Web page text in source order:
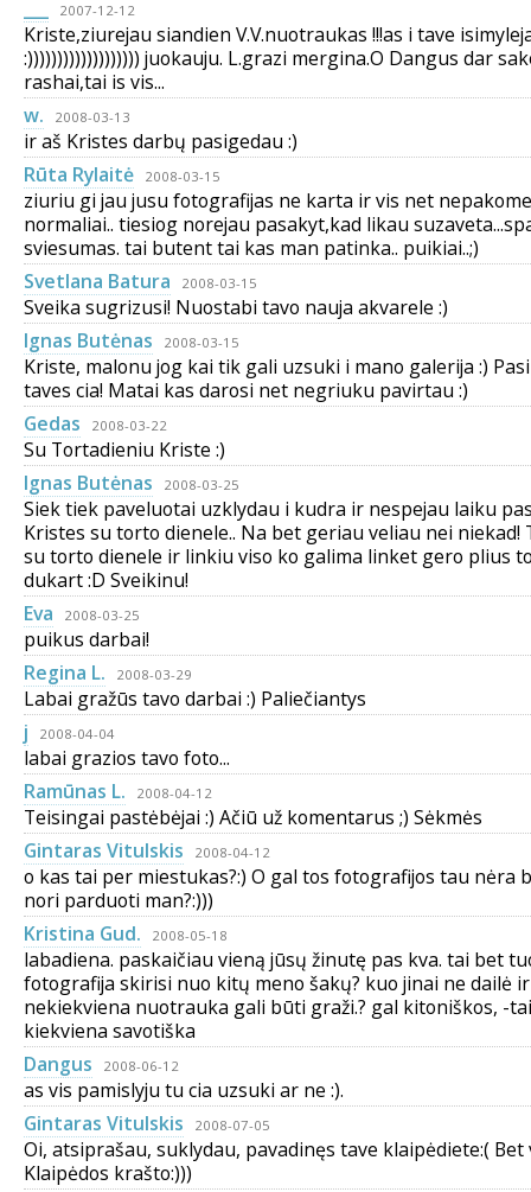
2007-12-12
Kriste,ziurejau siandien V.V.nuotraukas !!!as i tave
:))))))))))))))))))) juokauju. L.grazi mergina.O Dangus dar
rashai,tai is vis...
w.
2008-03-13
ir aš Kristes darbų pasigedau :)
Rūta Rylaitė
2008-03-15
ziuriu gi jau jusu fotografijas ne karta ir vis net
normaliai.. tiesiog norejau pasakyt,kad likau
sviesumas. tai butent tai kas man patinka.. puikiai..;)
Svetlana Batura
2008-03-15
Sveika sugrizusi! Nuostabi tavo nauja akvarele :)
Ignas Butėnas
2008-03-15
Kriste, malonu jog kai tik gali uzsuki i mano galerija :)
taves cia! Matai kas darosi net negriuku pavirtau :)
Gedas
2008-03-22
Su Tortadieniu Kriste :)
Ignas Butėnas
2008-03-25
Siek tiek paveluotai uzklydau i kudra ir nespejau laiku
Kristes su torto dienele.. Na bet geriau veliau nei niekad!
su torto dienele ir linkiu viso ko galima linket gero plius
dukart :D Sveikinu!
Eva
2008-03-25
puikus darbai!
Regina L.
2008-03-29
Labai gražūs tavo darbai :) Paliečiantys
j
2008-04-04
labai grazios tavo foto...
Ramūnas L.
2008-04-12
Teisingai pastėbėjai :) Ačiū už komentarus ;) Sėkmės
Gintaras Vitulskis
2008-04-12
o kas tai per miestukas?:) O gal tos fotografijos tau nėra
nori parduoti man?:)))
Kristina Gud.
2008-05-18
labadiena. paskaičiau vieną jūsų žinutę pas kva. tai bet
fotografija skirisi nuo kitų meno šakų? kuo jinai ne dailė
nekiekviena nuotrauka gali būti graži.? gal kitoniškos, -
kiekviena savotiška
Dangus
2008-06-12
as vis pamislyju tu cia uzsuki ar ne :).
Gintaras Vitulskis
2008-07-05
Oi, atsiprašau, suklydau, pavadinęs tave klaipėdiete:( Bet
Klaipėdos krašto:)))